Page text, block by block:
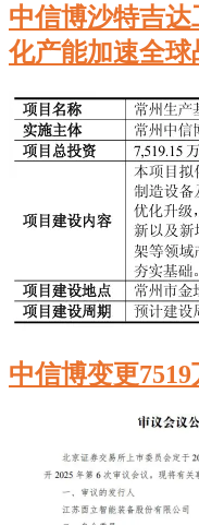
中信博沙特吉
化产能加速全球
中信博变更